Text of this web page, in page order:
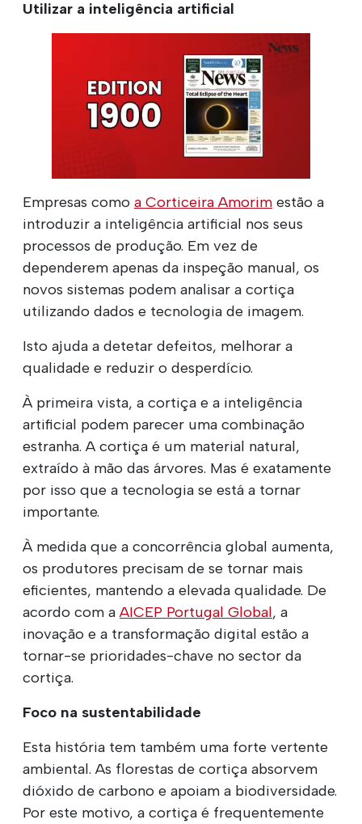
Utilizar a inteligência artificial
Empresas como a Corticeira Amorim estão a
introduzir a inteligência artificial nos seus
processos de produção. Em vez de
dependerem apenas da inspeção manual, os
novos sistemas podem analisar a cortiça
utilizando dados e tecnologia de imagem.
Isto ajuda a detetar defeitos, melhorar a
qualidade e reduzir o desperdício.
À primeira vista, a cortiça e a inteligência
artificial podem parecer uma combinação
estranha. A cortiça é um material natural,
extraído à mão das árvores. Mas é exatamente
por isso que a tecnologia se está a tornar
importante.
À medida que a concorrência global aumenta,
os produtores precisam de se tornar mais
eficientes, mantendo a elevada qualidade. De
acordo com aAICEP Portugal Global, a
inovação e a transformação digital estão a
tornar-se prioridades-chave no sector da
cortiça.
Foco na sustentabilidade
Esta história tem também uma forte vertente
ambiental. As florestas de cortiça absorvem
dióxido de carbono e apoiam a biodiversidade.
Por este motivo, a cortiça é frequentemente